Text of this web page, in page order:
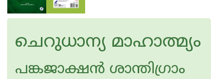
ചെറുധാന്യ മാഹാത്മ്യം
പങ്കജാക്ഷൻ ശാന്തിഗ്രാം